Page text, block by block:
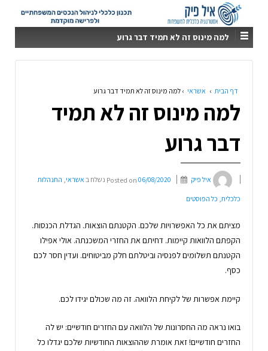
למה מינוס זה לא תמיד דבר גרוע
דף הבית › אשראי › למה מינוס זה לא תמיד דבר גרוע
למה מינוס זה לא תמיד
דבר גרוע
איל פיק Posted on 06/08/2020 נשלח ב אשראי, התנהלות
כלכלית, כל הפוסטים
מציתם את כל האפשרויות שלכם. הקטנתם הוצאות. הגדלת הכנסות.
הקפתם הלוואות קיימות. דחיתם את החזרי המשכנתה. אולי אפילו
הקטנתם תשלומים לפנסיה וביטלתם חלק מביטוחים. ועדין חסר לכם
כסף.
קיימת אפשרות של לקיחת הלוואה. זה מה שכולם יגידו לכם.
בואו נראה מה החסרונות של הלוואה עם החזרים חודשיים: יש לה
החזרים חודשיים! זאת אומרת שההוצאות החודשיות שלכם יגדלו כל